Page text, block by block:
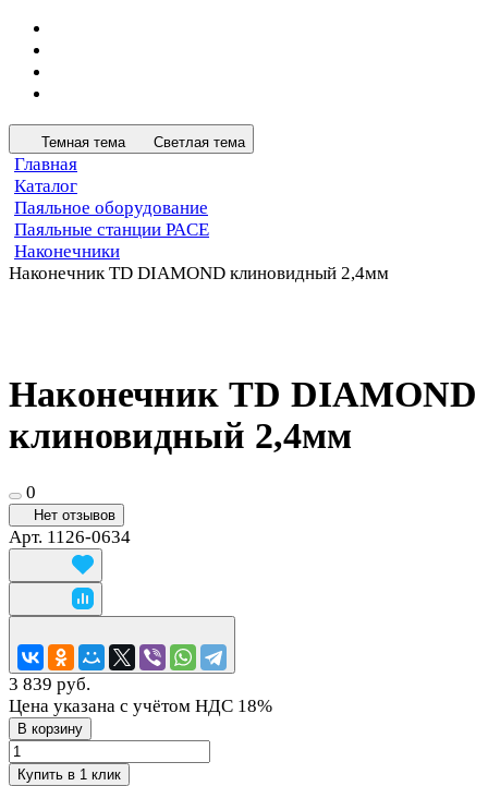
Темная тема Светлая тема
Главная
Каталог
Паяльное оборудование
Паяльные станции PACE
Наконечники
Наконечник TD DIAMOND клиновидный 2,4мм
Наконечник TD DIAMOND
клиновидный 2,4мм
0
Нет отзывов
Арт. 1126-0634
3 839 руб.
Цена указана с учётом НДС 18%
В корзину
Купить в 1 клик